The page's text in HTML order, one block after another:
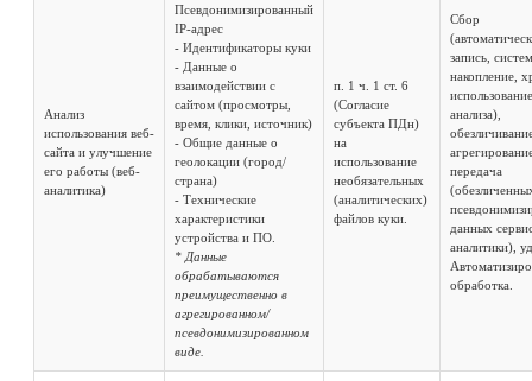
Анализ
использования веб-
сайта и улучшение
его работы (веб-
аналитика)
Псевдонимизированный
IP-адрес
- Идентификаторы куки
- Данные о
взаимодействии с
сайтом (просмотры,
время, клики, источник)
- Общие данные о
геолокации (город/
страна)
- Технические
характеристики
устройства и ПО.
* Данные
обрабатываются
преимущественно в
агрегированном/
псевдонимизированном
виде.
п. 1 ч. 1 ст. 6
(Согласие
субъекта ПДн)
на
использование
необязательных
(аналитических)
файлов куки.
Сбор
запись,
накопление,
анализа),
передача
данных
аналитики),
обработка.